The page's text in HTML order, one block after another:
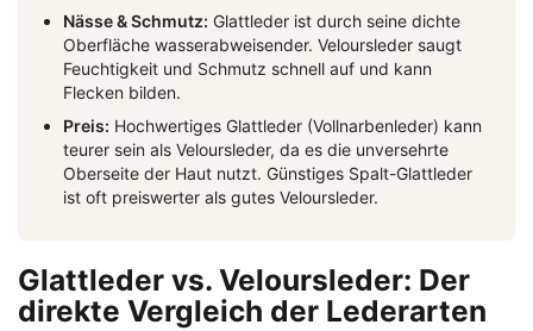
Nässe & Schmutz: Glattleder ist durch seine dichte
Oberfläche wasserabweisender. Veloursleder saugt
Feuchtigkeit und Schmutz schnell auf und kann
Flecken bilden.
Preis: Hochwertiges Glattleder (Vollnarbenleder) kann
teurer sein als Veloursleder, da es die unversehrte
Oberseite der Haut nutzt. Günstiges Spalt-Glattleder
ist oft preiswerter als gutes Veloursleder.
Glattleder vs. Veloursleder: Der
direkte Vergleich der Lederarten